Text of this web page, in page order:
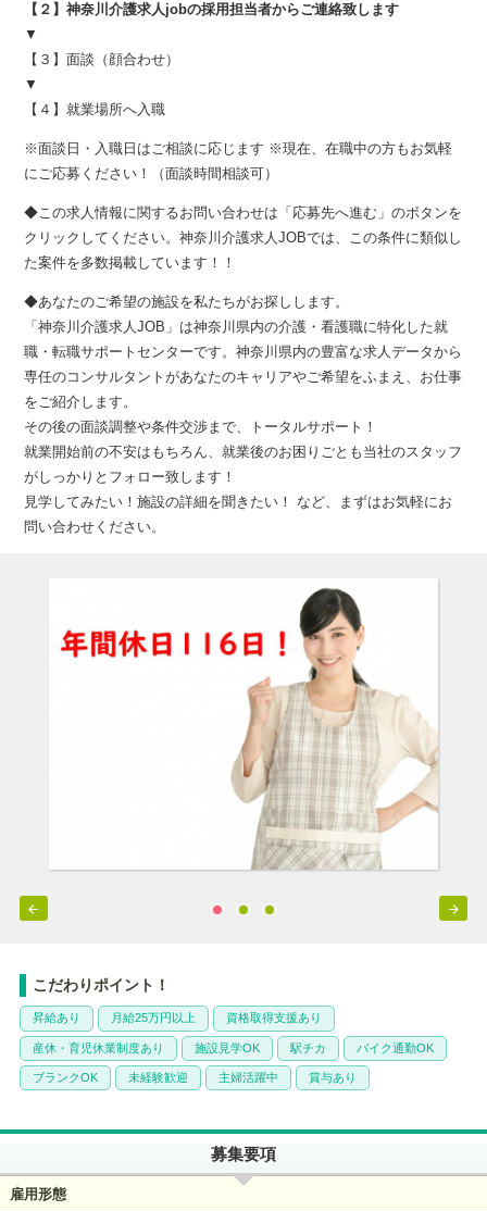
【２】神奈川介護求人jobの採用担当者からご連絡致します
▼
【３】面談（顔合わせ）
▼
【４】就業場所へ入職
※面談日・入職日はご相談に応じます ※現在、在職中の方もお気軽
にご応募ください！（面談時間相談可）
◆この求人情報に関するお問い合わせは「応募先へ進む」のボタンを
クリックしてください。神奈川介護求人JOBでは、この条件に類似し
た案件を多数掲載しています！！
◆あなたのご希望の施設を私たちがお探しします。
「神奈川介護求人JOB」は神奈川県内の介護・看護職に特化した就
職・転職サポートセンターです。神奈川県内の豊富な求人データから
専任のコンサルタントがあなたのキャリアやご希望をふまえ、お仕事
をご紹介します。
その後の面談調整や条件交渉まで、トータルサポート！
就業開始前の不安はもちろん、就業後のお困りごとも当社のスタッフ
がしっかりとフォロー致します！
見学してみたい！施設の詳細を聞きたい！ など、まずはお気軽にお
問い合わせください。
 
こだわりポイント！
昇給あり 月給25万円以上 資格取得支援あり
産休・育児休業制度あり 施設見学OK 駅チカ バイク通勤OK
ブランクOK 未経験歓迎 主婦活躍中 賞与あり
募集要項
雇用形態